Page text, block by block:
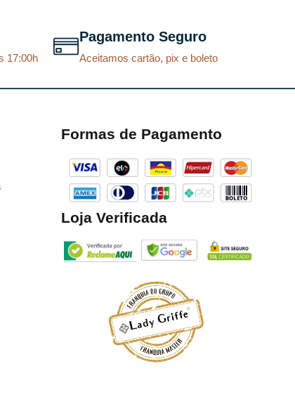
17:00h
Pagamento Seguro
Aceitamos cartão, pix e boleto
Formas de Pagamento
Loja Verificada